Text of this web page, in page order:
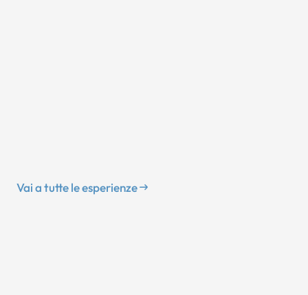
Vai a tutte le esperienze